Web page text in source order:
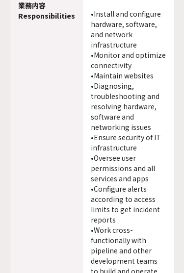
業務内容
Responsibilities
•Install and configure
hardware, software,
and network
infrastructure
•Monitor and optimize
connectivity
•Maintain websites
•Diagnosing,
troubleshooting and
resolving hardware,
software and
networking issues
•Ensure security of IT
infrastructure
•Oversee user
permissions and all
services and apps
•Configure alerts
according to access
limits to get incident
reports
•Work cross-
functionally with
pipeline and other
development teams
to build and operate